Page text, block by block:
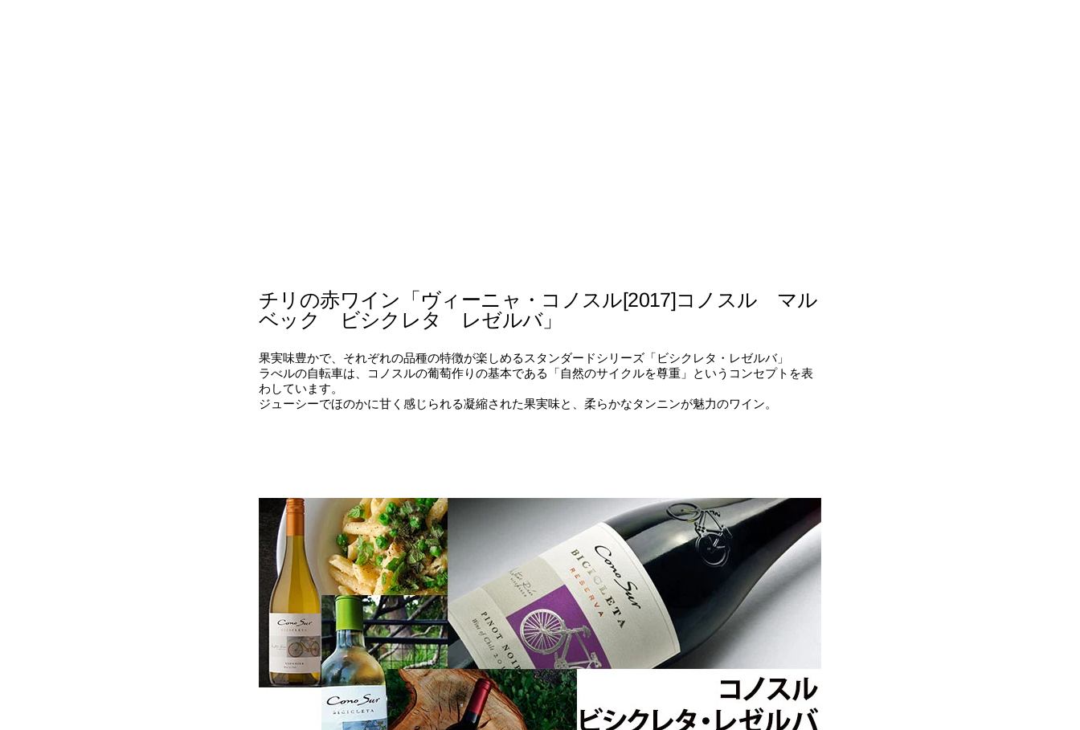
チリの赤ワイン「ヴィーニャ・コノスル[2017]コノスル マル
ベック ビシクレタ レゼルバ」
果実味豊かで、それぞれの品種の特徴が楽しめるスタンダードシリーズ「ビシクレタ・レゼルバ」
ラべルの自転車は、コノスルの葡萄作りの基本である「自然のサイクルを尊重」というコンセプトを表
わしています。
ジューシーでほのかに甘く感じられる凝縮された果実味と、柔らかなタンニンが魅力のワイン。